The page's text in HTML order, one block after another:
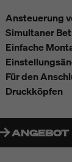
Ansteuerung
Simultaner
Einfache
Für den
Druckköpfen